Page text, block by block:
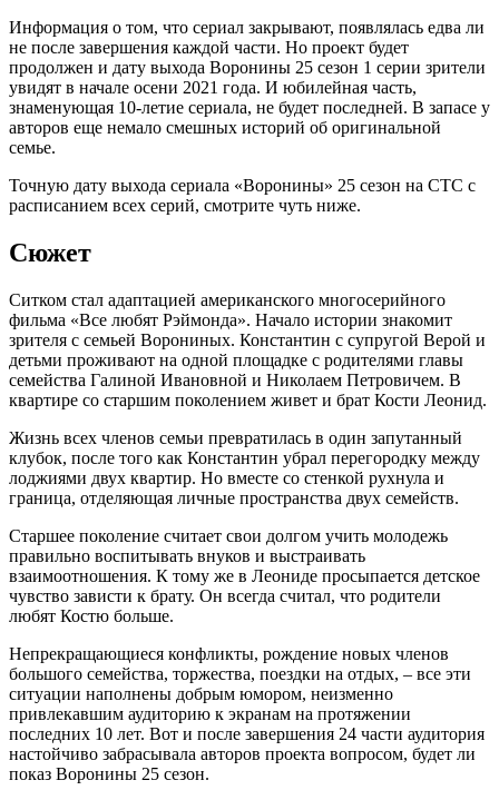
Информация о том, что сериал закрывают, появлялась едва ли
не после завершения каждой части. Но проект будет
продолжен и дату выхода Воронины 25 сезон 1 серии зрители
увидят в начале осени 2021 года. И юбилейная часть,
знаменующая 10-летие сериала, не будет последней. В запасе у
авторов еще немало смешных историй об оригинальной
семье.
Точную дату выхода сериала «Воронины» 25 сезон на СТС с
расписанием всех серий, смотрите чуть ниже.
Сюжет
Ситком стал адаптацией американского многосерийного
фильма «Все любят Рэймонда». Начало истории знакомит
зрителя с семьей Ворониных. Константин с супругой Верой и
детьми проживают на одной площадке с родителями главы
семейства Галиной Ивановной и Николаем Петровичем. В
квартире со старшим поколением живет и брат Кости Леонид.
Жизнь всех членов семьи превратилась в один запутанный
клубок, после того как Константин убрал перегородку между
лоджиями двух квартир. Но вместе со стенкой рухнула и
граница, отделяющая личные пространства двух семейств.
Старшее поколение считает свои долгом учить молодежь
правильно воспитывать внуков и выстраивать
взаимоотношения. К тому же в Леониде просыпается детское
чувство зависти к брату. Он всегда считал, что родители
любят Костю больше.
Непрекращающиеся конфликты, рождение новых членов
большого семейства, торжества, поездки на отдых, – все эти
ситуации наполнены добрым юмором, неизменно
привлекавшим аудиторию к экранам на протяжении
последних 10 лет. Вот и после завершения 24 части аудитория
настойчиво забрасывала авторов проекта вопросом, будет ли
показ Воронины 25 сезон.